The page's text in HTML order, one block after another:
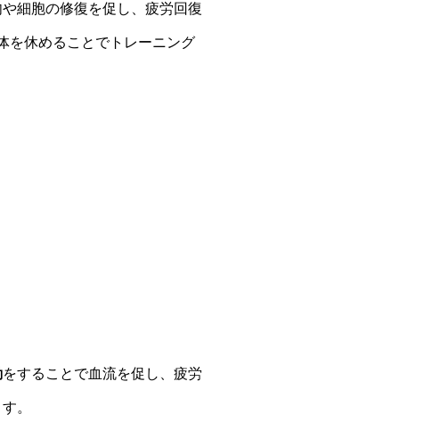
細胞の修復を促し、疲労回復
を休めることでトレーニング
をすることで血流を促し、疲労
。